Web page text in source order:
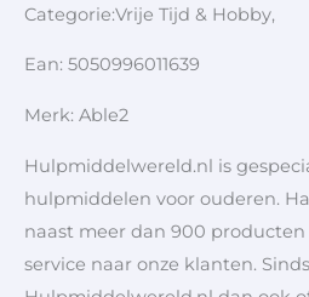
Categorie:Vrije Tijd & Hobby,
Ean: 5050996011639
Merk: Able2
Hulpmiddelwereld.nl is
hulpmiddelen voor ouderen.
naast meer dan 900
service naar onze klanten. Sinds